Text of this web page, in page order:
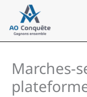
contenu
Marches-